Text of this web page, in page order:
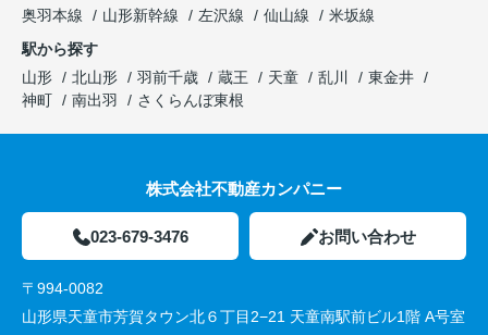
奥羽本線
山形新幹線 左沢線 仙山線
米坂線
駅から探す
山形
北山形 羽前千歳 蔵王 天童 乱川
東金井
神町
南出羽 さくらんぼ東根
株式会社不動産カンパニー
023-679-3476 お問い合わせ
〒994-0082
山形県天童市芳賀タウン北６丁目2−21 天童南駅前ビル1階 A号室